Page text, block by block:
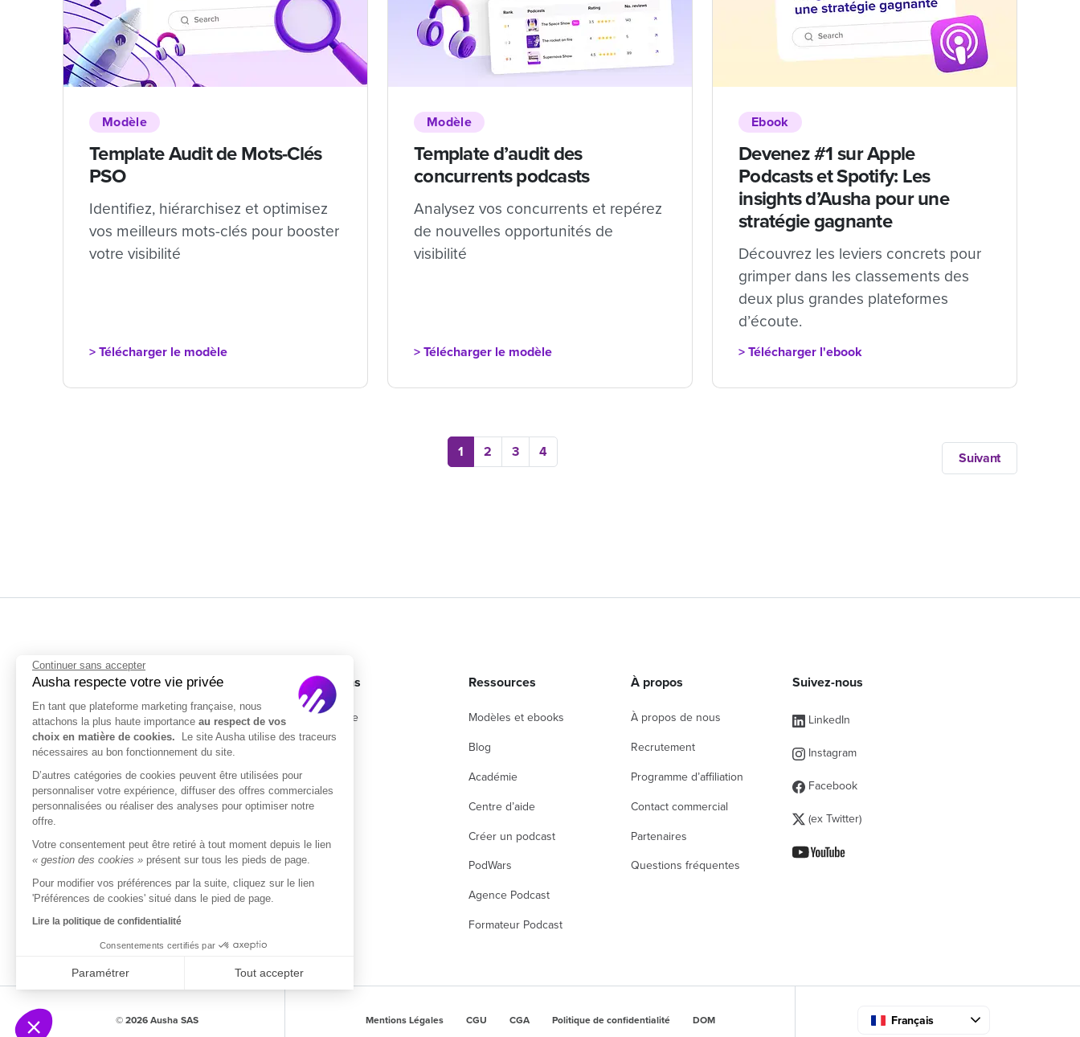
Modèle
Template Audit de Mots-Clés
PSO
Identifiez, hiérarchisez et optimisez
vos meilleurs mots-clés pour booster
votre visibilité
> Télécharger le modèle
Modèle
Template d’audit des
concurrents podcasts
Analysez vos concurrents et repérez
de nouvelles opportunités de
visibilité
> Télécharger le modèle
Ebook
Devenez #1 sur Apple
Podcasts et Spotify: Les
insights d’Ausha pour une
stratégie gagnante
Découvrez les leviers concrets pour
grimper dans les classements des
deux plus grandes plateformes
d’écoute.
> Télécharger l'ebook
1 2 3 4 Suivant
ISO/IEC 27001
Certifié
Solutions
Entreprise
Ressources
Modèles et ebooks
Blog
Académie
Centre d’aide
Créer un podcast
PodWars
Agence Podcast
Formateur Podcast
À propos
À propos de nous
Recrutement
Programme d’affiliation
Contact commercial
Partenaires
Questions fréquentes
Suivez-nous
LinkedIn
Instagram
Facebook
(ex Twitter)
© 2026 Ausha SAS Mentions Légales CGU CGA Politique de confidentialité DOM Français
Continuer sans accepter
Ausha respecte votre vie privée
En tant que plateforme marketing française, nous
attachons la plus haute importance au respect de vos
choix en matière de cookies. Le site Ausha utilise des traceurs
nécessaires au bon fonctionnement du site.
D’autres catégories de cookies peuvent être utilisées pour
personnaliser votre expérience, diffuser des offres commerciales
personnalisées ou réaliser des analyses pour optimiser notre
offre.
Votre consentement peut être retiré à tout moment depuis le lien
« gestion des cookies » présent sur tous les pieds de page.
Pour modifier vos préférences par la suite, cliquez sur le lien
'Préférences de cookies' situé dans le pied de page.
Lire la politique de confidentialité
Consentements certifiés par
Paramétrer Tout accepter